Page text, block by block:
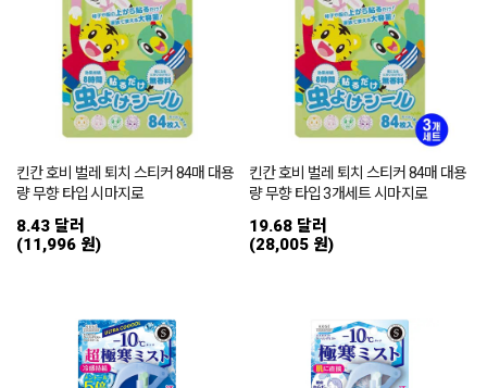
킨칸 호비 벌레 퇴치 스티커 84매 대용
량 무향 타입 시마지로
8.43 달러
(11,996 원)
킨칸 호비 벌레 퇴치 스티커 84매 대용
량 무향 타입 3개세트 시마지로
19.68 달러
(28,005 원)